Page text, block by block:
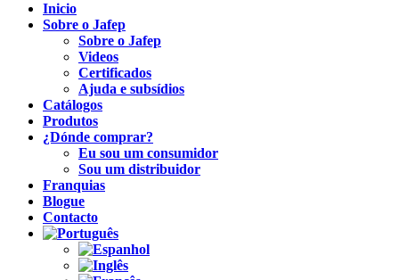
Inicio
Sobre o Jafep
Sobre o Jafep
Videos
Certificados
Ajuda e subsídios
Catálogos
Produtos
¿Dónde comprar?
Eu sou um consumidor
Sou um distribuidor
Franquias
Blogue
Contacto